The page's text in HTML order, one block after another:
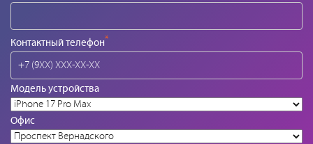
Контактный телефон*
Модель устройства
Офис